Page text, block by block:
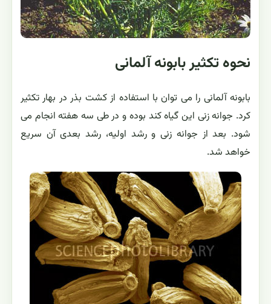
نحوه تکثیر بابونه آلمانی
بابونه آلمانی را می توان با استفاده از کشت بذر در بهار تکثیر
کرد. جوانه زنی این گیاه کند بوده و در طی سه هفته انجام می
شود. بعد از جوانه زنی و رشد اولیه، رشد بعدی آن سریع
خواهد شد.